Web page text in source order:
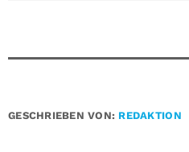
GESCHRIEBEN VON: REDAKTION